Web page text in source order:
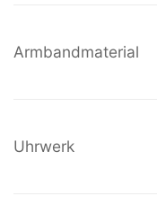
Armbandmaterial
Uhrwerk